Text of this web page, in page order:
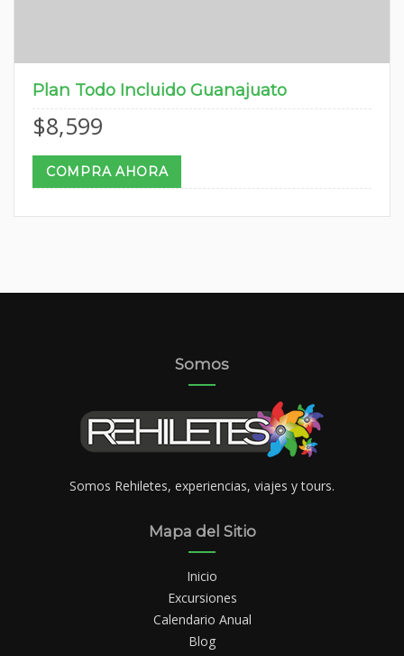
Plan Todo Incluido Guanajuato
$8,599
COMPRA AHORA
Somos
Somos Rehiletes, experiencias, viajes y tours.
Mapa del Sitio
Inicio
Excursiones
Calendario Anual
Blog